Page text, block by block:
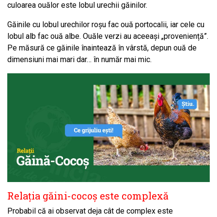
culoarea ouălor este lobul urechii găinilor.
Găinile cu lobul urechilor roșu fac ouă portocalii, iar cele cu
lobul alb fac ouă albe. Ouăle verzi au aceeași „proveniență”.
Pe măsură ce găinile înaintează în vârstă, depun ouă de
dimensiuni mai mari dar… în număr mai mic.
Relația găini-cocoș este complexă
Probabil că ai observat deja cât de complex este